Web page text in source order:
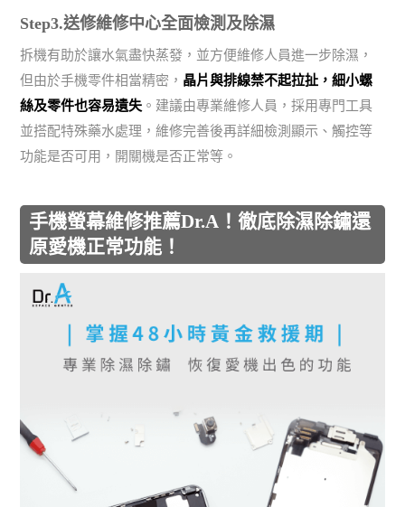
Step3.送修維修中心全面檢測及除濕
拆機有助於讓水氣盡快蒸發，並方便維修人員進一步除濕，
但由於手機零件相當精密， 晶片與排線禁不起拉扯，細小螺
絲及零件也容易遺失 。建議由專業維修人員，採用專門工具
並搭配特殊藥水處理，維修完善後再詳細檢測顯示、觸控等
功能是否可用，開關機是否正常等。
手機螢幕維修推薦Dr.A！徹底除濕除鏽還
原愛機正常功能！